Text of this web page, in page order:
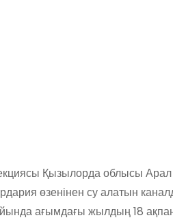
Қызылорда облысы Арал
өзенінен су алатын
ағымдағы жылдың 18 ақпан